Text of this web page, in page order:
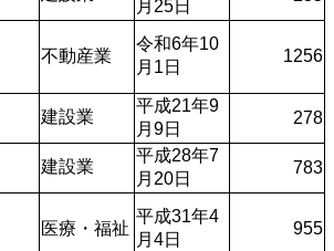
月25日
不動産業
令和6年10
月1日
1256
建設業
平成21年9
月9日
278
建設業
平成28年7
月20日
783
医療・福祉
平成31年4
月4日
955